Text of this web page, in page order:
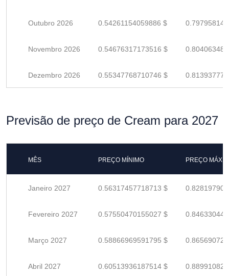
Outubro 2026 0.54261154059886 $
Novembro 2026 0.54676317173516 $
Dezembro 2026 0.55347768710746 $
Previsão de preço de Cream para 2027
MÊS PREÇO MÍNIMO PREÇO
Janeiro 2027 0.56317457718713 $
Fevereiro 2027 0.57550470155027 $
Março 2027 0.58866969591795 $
Abril 2027 0.60513936187514 $